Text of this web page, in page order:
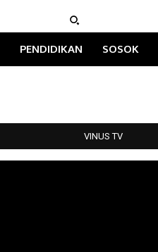
PENDIDIKAN SOSOK
VINUS TV